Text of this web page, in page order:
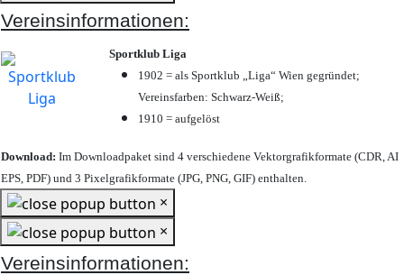
Vereinsinformationen:
Sportklub Liga
1902 = als Sportklub „Liga“ Wien gegründet;
Vereinsfarben: Schwarz-Weiß;
1910 = aufgelöst
Download: Im Downloadpaket sind 4 verschiedene Vektorgrafikformate (CDR, AI
EPS, PDF) und 3 Pixelgrafikformate (JPG, PNG, GIF) enthalten.
×
×
Vereinsinformationen: